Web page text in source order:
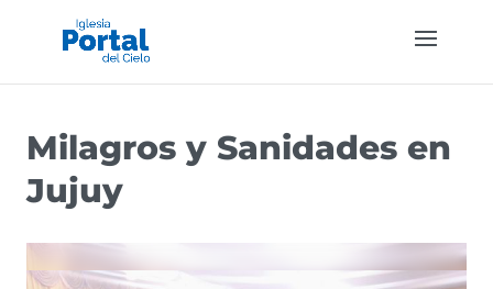
Milagros y Sanidades en
Jujuy